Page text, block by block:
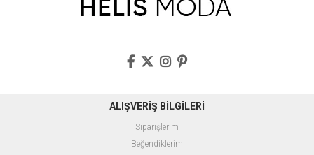
ALIŞVERİŞ BİLGİLERİ
Siparişlerim
Beğendiklerim